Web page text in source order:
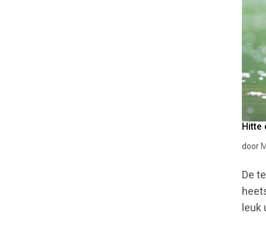
Hitte
door
De